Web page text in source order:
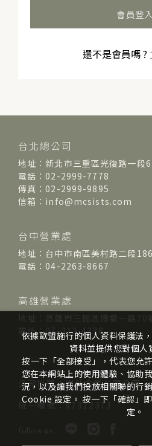
會員登入
還不是會員嗎 ?
台北總公司
地址：新北市三重區光復路一段
電話：02-2999-7778
傳真：02-2999-9895
信箱：info@mcsists.com
台中營業處
地址：台中市南區美村路二段
電話：04-2263-8667
高雄營業處
電話：07-313-4338
公司抬頭：崴仕企業有限公司
統一編號：97312373
依據歐盟施行的個人資料保護法
資料並提供您對個人
按一下「全部接受」，代表您允
您在本網站上的使用體驗、協助
況，以及讓我們投放相關聯的行
Cookie 設定。 按一下「確認」
定。